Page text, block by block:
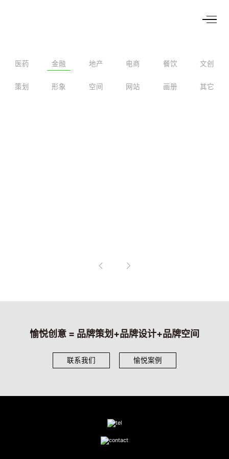
医药 金融 地产 电商 餐饮 文创
策划 形象 空间 网站 画册 其它
愉悦创意 = 品牌策划+品牌设计+品牌空间
联系我们 愉悦案例